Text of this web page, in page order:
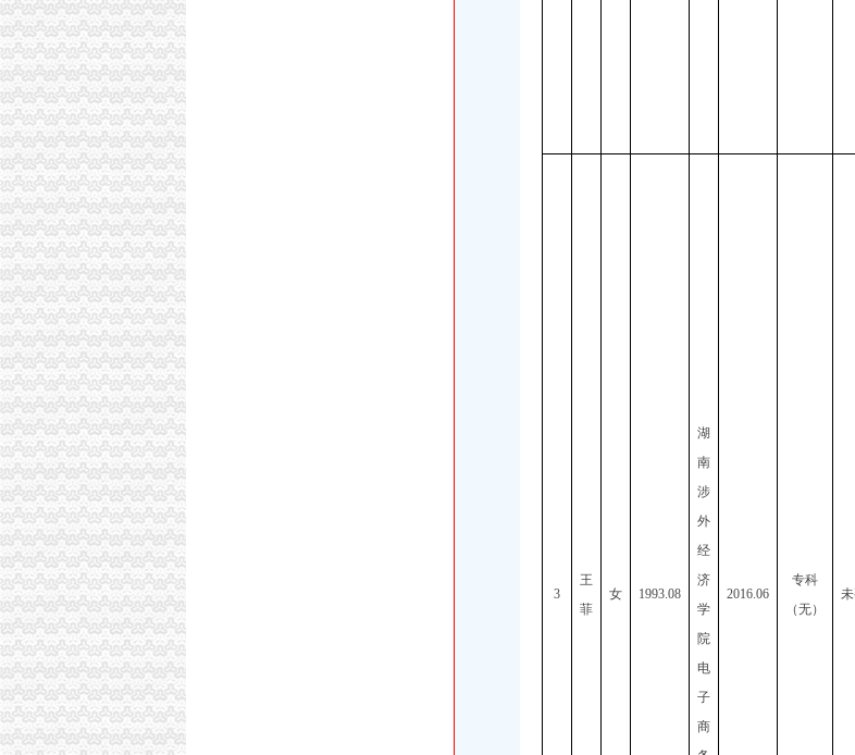
3
王
菲
女 1993.08
湖
南
涉
外
经
济
学
院
电
子
商
2016.06
专科
（无）